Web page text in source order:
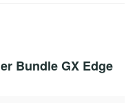
Bundle GX Edge